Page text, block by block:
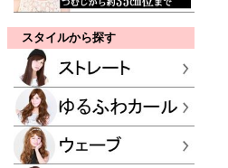
スタイルから探す